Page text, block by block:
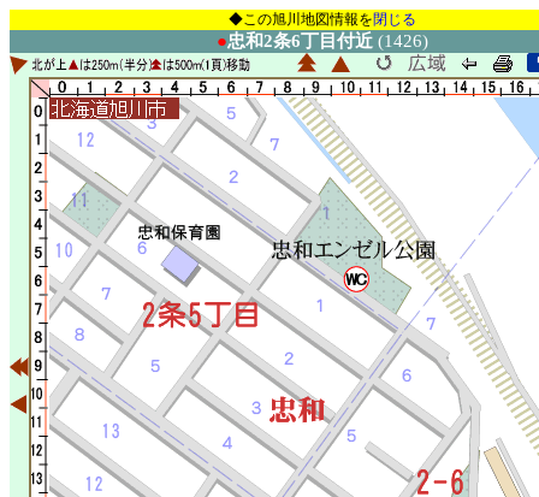
◆この旭川地図情報を閉じる
●忠和2条6丁目付近 (1426)